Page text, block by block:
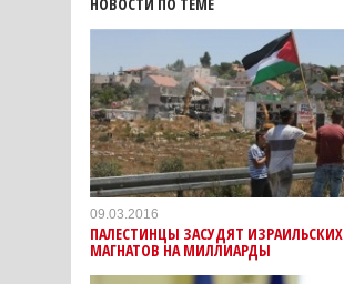
09.03.2016
ПАЛЕСТИНЦЫ ЗАСУДЯТ ИЗРАИЛЬСКИХ
МАГНАТОВ НА МИЛЛИАРДЫ